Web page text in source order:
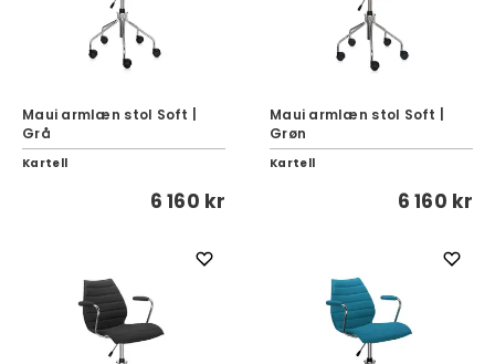
Maui armlæn stol Soft |
Grå
Kartell
6 160 kr
Maui armlæn stol Soft |
Grøn
Kartell
6 160 kr